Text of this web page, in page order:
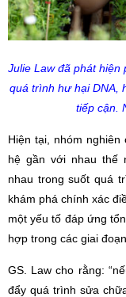
Julie Law đã phát hiện
quá trình hư hại DNA,
tiếp cận.
Hiện tại, nhóm
hệ gần với nhau thế
nhau trong suốt quá
khám phá chính xác
một yếu tố đáp ứng
hợp trong các giai
GS. Law cho rằng:
đẩy quá trình sửa